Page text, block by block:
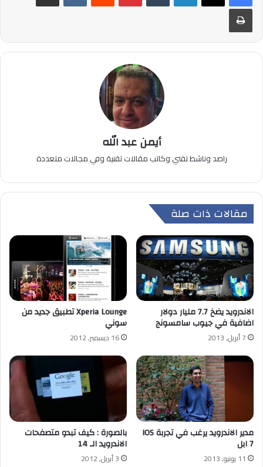
طباعة
أيمن عبد الله
راصد وناشط تقني وكاتب مقالات تقنية وفي مجالات متعددة
مقالات ذات صلة
الاندرويد يضخ 7.7 مليار دولار
اضافية في جيوب سامسونج
7 أبريل, 2013
Xperia Lounge تطبيق جديد من
سوني
16 ديسمبر, 2012
مدير الاندرويد يرغب في تجربة IOS
7 ابل
11 يونيو, 2013
بالصورة : كيف تبدو متصفحات
الاندرويد الـ 14
3 أبريل, 2012